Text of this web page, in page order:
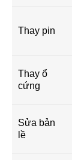
Thay pin
Thay ổ
cứng
Sửa bản
lề